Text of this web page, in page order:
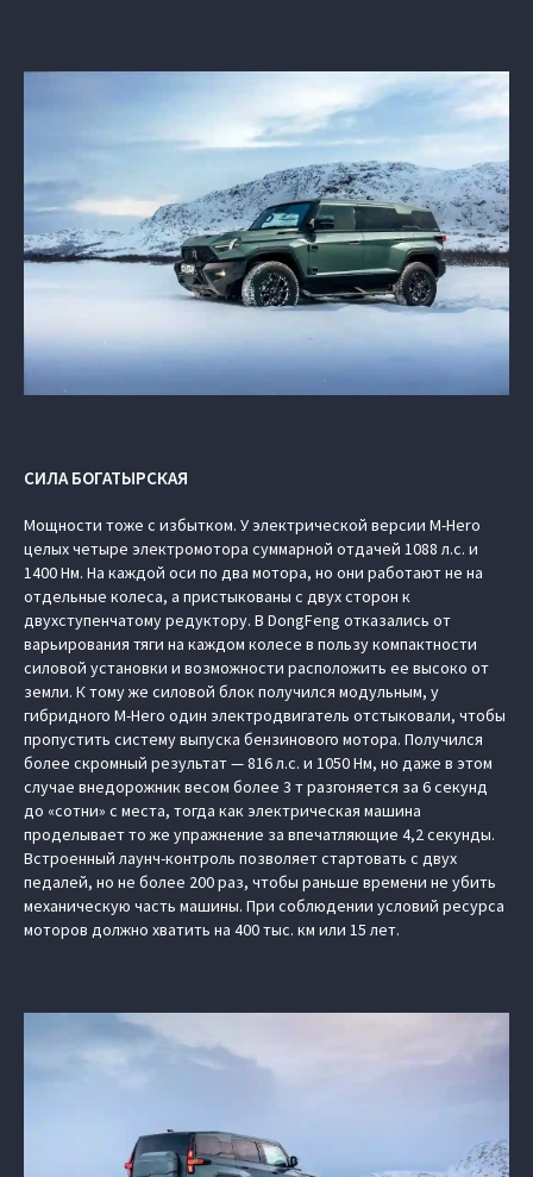
СИЛА БОГАТЫРСКАЯ
Мощности тоже с избытком. У электрической версии M-Hero
целых четыре электромотора суммарной отдачей 1088 л.с. и
1400 Нм. На каждой оси по два мотора, но они работают не на
отдельные колеса, а пристыкованы с двух сторон к
двухступенчатому редуктору. В DongFeng отказались от
варьирования тяги на каждом колесе в пользу компактности
силовой установки и возможности расположить ее высоко от
земли. К тому же силовой блок получился модульным, у
гибридного M-Hero один электродвигатель отстыковали, чтобы
пропустить систему выпуска бензинового мотора. Получился
более скромный результат — 816 л.с. и 1050 Нм, но даже в этом
случае внедорожник весом более 3 т разгоняется за 6 секунд
до «сотни» с места, тогда как электрическая машина
проделывает то же упражнение за впечатляющие 4,2 секунды.
Встроенный лаунч-контроль позволяет стартовать с двух
педалей, но не более 200 раз, чтобы раньше времени не убить
механическую часть машины. При соблюдении условий ресурса
моторов должно хватить на 400 тыс. км или 15 лет.